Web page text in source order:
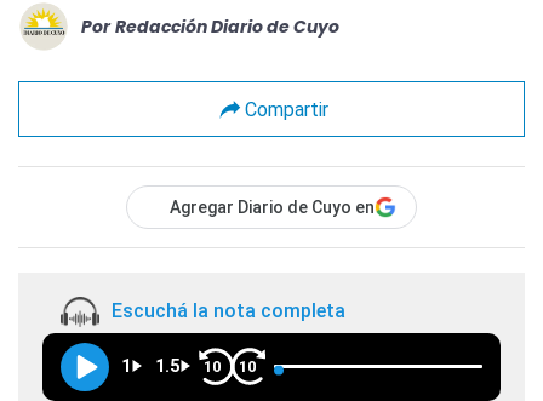
Por Redacción Diario de Cuyo
Compartir
Agregar Diario de Cuyo en
Escuchá la nota completa
1 1.5 10 10